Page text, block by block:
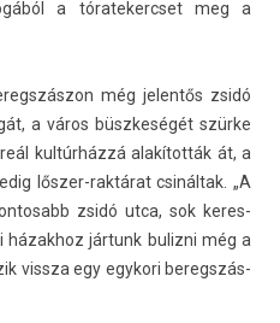
a tóratekercset meg a
még jelen­tős zsidó
a város büszkeségét szürke
kultúrházzá alakították át, a
lőszer-raktárat csináltak. „A
zsidó utca, sok keres­
házak­hoz jártunk buliz­ni még a
vissza egy egykori be­regszás­